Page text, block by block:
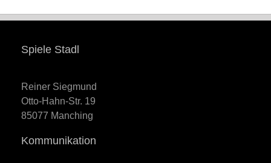
Spiele Stadl
Reiner Siegmund
Otto-Hahn-Str. 19
85077 Manching
Kommunikation